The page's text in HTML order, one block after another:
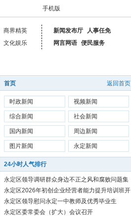
手机版
商界精英
文化娱乐
新闻发布厅
人事任免
网言网语 便民服务
返回首页
首页
时政新闻 视频新闻
综合新闻 社会新闻
国内新闻 周边新闻
图片新闻 永定新闻
24小时人气排行
永定区领导调研群众身边不正之风和腐败问题集
中整治工作
永定区2026年初创企业经营者能力提升培训班开
始报名啦！
永定区领导慰问永定一中教师及优秀毕业生
永定区委常委会（扩大）会议召开